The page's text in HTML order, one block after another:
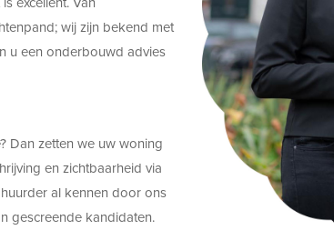
wij zijn bekend met
u een onderbouwd advies
Dan zetten we uw woning
en zichtbaarheid via
al kennen door ons
gescreende kandidaten.